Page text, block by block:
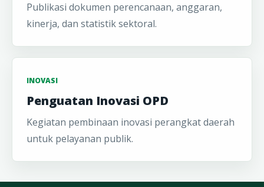
Publikasi dokumen perencanaan, anggaran,
kinerja, dan statistik sektoral.
INOVASI
Penguatan Inovasi OPD
Kegiatan pembinaan inovasi perangkat daerah
untuk pelayanan publik.